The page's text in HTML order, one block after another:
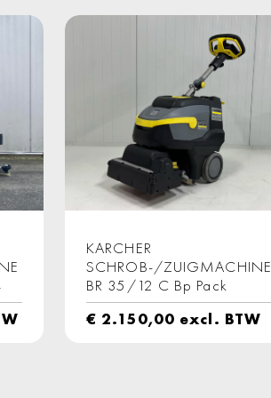
KARCHER
SCHROB-/ZUIGMACHINE
BR 35/12 C Bp Pack
€ 2.150,00 excl. BTW